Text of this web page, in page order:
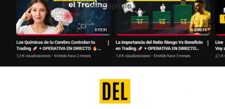
Ver Capítulo 1